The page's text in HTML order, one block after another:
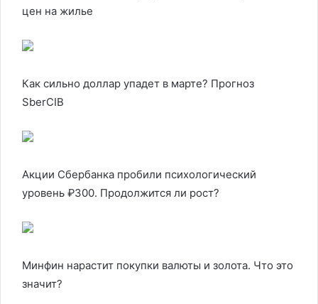
цен на жилье
Как сильно доллар упадет в марте? Прогноз
SberCIB
Акции Сбербанка пробили психологический
уровень ₽300. Продолжится ли рост?
Минфин нарастит покупки валюты и золота. Что это
значит?